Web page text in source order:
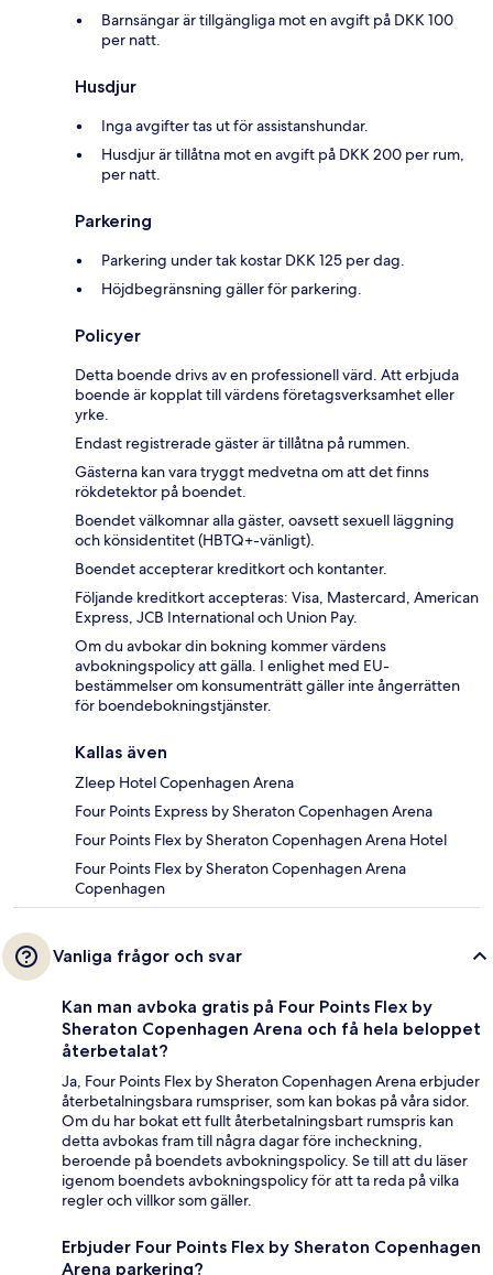
Barnsängar är tillgängliga mot en avgift på DKK 100
per natt.
Husdjur
Inga avgifter tas ut för assistanshundar.
Husdjur är tillåtna mot en avgift på DKK 200 per rum,
per natt.
Parkering
Parkering under tak kostar DKK 125 per dag.
Höjdbegränsning gäller för parkering.
Policyer
Detta boende drivs av en professionell värd. Att erbjuda
boende är kopplat till värdens företagsverksamhet eller
yrke.
Endast registrerade gäster är tillåtna på rummen.
Gästerna kan vara tryggt medvetna om att det finns
rökdetektor på boendet.
Boendet välkomnar alla gäster, oavsett sexuell läggning
och könsidentitet (HBTQ+-vänligt).
Boendet accepterar kreditkort och kontanter.
Följande kreditkort accepteras: Visa, Mastercard, American
Express, JCB International och Union Pay.
Om du avbokar din bokning kommer värdens
avbokningspolicy att gälla. I enlighet med EU-
bestämmelser om konsumenträtt gäller inte ångerrätten
för boendebokningstjänster.
Kallas även
Zleep Hotel Copenhagen Arena
Four Points Express by Sheraton Copenhagen Arena
Four Points Flex by Sheraton Copenhagen Arena Hotel
Four Points Flex by Sheraton Copenhagen Arena
Copenhagen
Vanliga frågor och svar
Kan man avboka gratis på Four Points Flex by
Sheraton Copenhagen Arena och få hela beloppet
återbetalat?
Ja, Four Points Flex by Sheraton Copenhagen Arena erbjuder
återbetalningsbara rumspriser, som kan bokas på våra sidor.
Om du har bokat ett fullt återbetalningsbart rumspris kan
detta avbokas fram till några dagar före incheckning,
beroende på boendets avbokningspolicy. Se till att du läser
igenom boendets avbokningspolicy för att ta reda på vilka
regler och villkor som gäller.
Erbjuder Four Points Flex by Sheraton Copenhagen
Arena parkering?